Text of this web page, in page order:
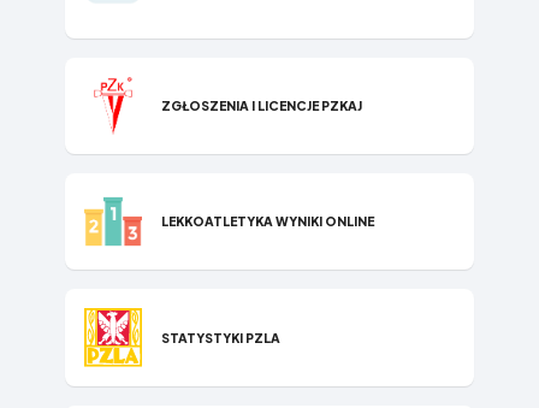
ZGŁOSZENIA I LICENCJE PZKAJ
LEKKOATLETYKA WYNIKI ONLINE
STATYSTYKI P​ZLA